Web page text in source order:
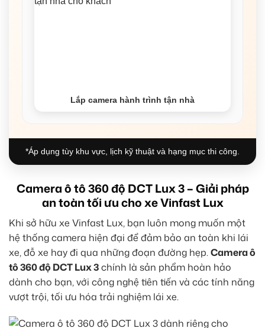
Lắp camera hành trình tận nhà
*Áp dụng tùy khu vực, lịch kỹ thuật và hạng mục thi công.
Camera ô tô 360 độ DCT Lux 3 – Giải pháp
an toàn tối ưu cho xe Vinfast Lux
Khi sở hữu xe Vinfast Lux, bạn luôn mong muốn một
hệ thống camera hiện đại để đảm bảo an toàn khi lái
xe, đỗ xe hay đi qua những đoạn đường hẹp.Camera ô
tô 360 độ DCT Lux 3chính là sản phẩm hoàn hảo
dành cho bạn, với công nghệ tiên tiến và các tính năng
vượt trội, tối ưu hóa trải nghiệm lái xe.